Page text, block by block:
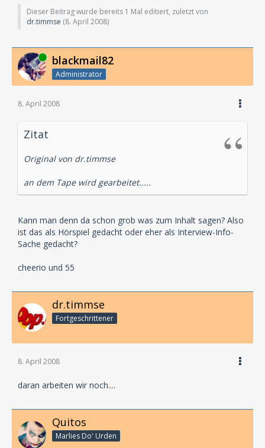
Dieser Beitrag wurde bereits 1 Mal editiert, zuletzt von
dr.timmse (8. April 2008)
Online blackmail82
Administrator
8. April 2008
Zitat
Original von dr.timmse
an dem Tape wird gearbeitet.....
Kann man denn da schon grob was zum Inhalt sagen? Also
ist das als Hörspiel gedacht oder eher als Interview-Info-
Sache gedacht?
cheerio und 55
dr.timmse
Fortgeschrittener
8. April 2008
daran arbeiten wir noch....
Quitos
Marlies Do' Urden